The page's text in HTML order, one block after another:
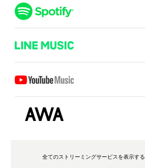
全てのストリーミングサービスを表示する